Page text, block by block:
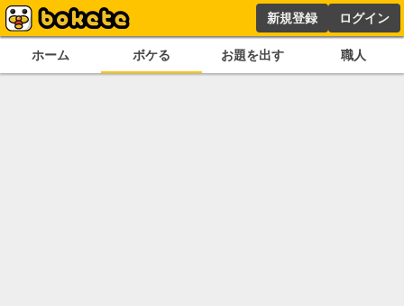
新規登録 ログイン
ホーム ボケる お題を出す 職人